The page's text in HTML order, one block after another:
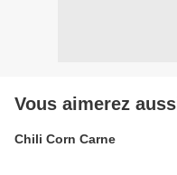
Vous aimerez
Chili Corn Carne